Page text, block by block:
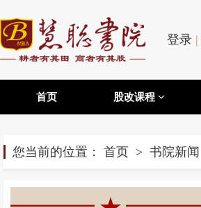
登录 |
首页 股改课程
您当前的位置： 首页 > 书院新闻